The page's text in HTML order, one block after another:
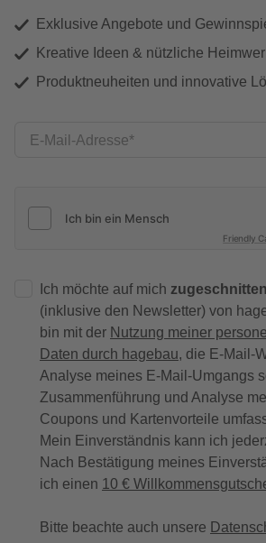
Exklusive Angebote und
Kreative Ideen & nützliche
Produktneuheiten und innovative
E-Mail-Adresse
Friendly
Ich möchte auf mich
(inklusive den Newsletter) von
bin mit der Nutzung meiner
Daten durch hagebau, die E-Mail-
Analyse meines E-Mail-Umgangs
Zusammenführung und Analyse
Coupons und Kartenvorteile
Mein Einverständnis kann ich
Nach Bestätigung meines
ich einen 10 €
Bitte beachte auch unsere